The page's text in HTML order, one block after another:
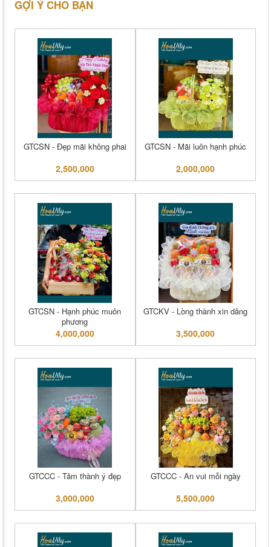
GỢI Ý CHO BẠN
GTCSN - Đẹp mãi không phai
2,500,000
GTCSN - Mãi luôn hạnh phúc
2,000,000
GTCSN - Hạnh phúc muôn
phương
4,000,000
GTCKV - Lòng thành xin dâng
3,500,000
GTCCC - Tâm thành ý đẹp
3,000,000
GTCCC - An vui mỗi ngày
5,500,000